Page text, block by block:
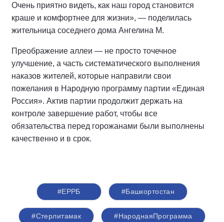
Очень приятно видеть, как наш город становится
краше и комфортнее для жизни», — поделилась
жительница соседнего дома Ангелина М.
Преображение аллеи — не просто точечное
улучшение, а часть систематического выполнения
наказов жителей, которые направили свои
пожелания в Народную программу партии «Единая
Россия». Актив партии продолжит держать на
контроле завершение работ, чтобы все
обязательства перед горожанами были выполнены
качественно и в срок.
#ЕРРБ #Башкортостан
#Стерлитамак #НароднаяПрограмма